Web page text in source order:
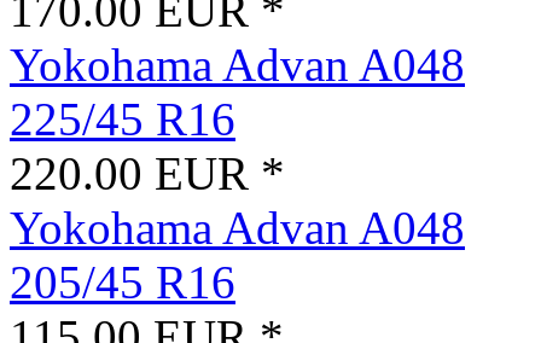
170.00 EUR *
Yokohama Advan A048
225/45 R16
220.00 EUR *
Yokohama Advan A048
205/45 R16